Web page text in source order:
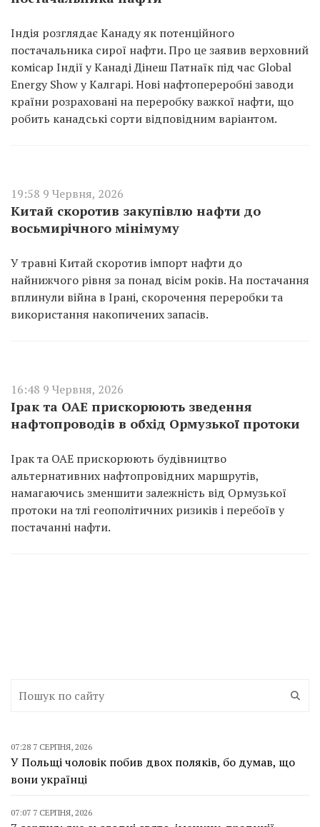
Індія розглядає Канаду як потенційного
постачальника сирої нафти. Про це заявив верховний
комісар Індії у Канаді Дінеш Патнаїк під час Global
Energy Show у Калгарі. Нові нафтопереробні заводи
країни розраховані на переробку важкої нафти, що
робить канадські сорти відповідним варіантом.
19:58 9 Червня, 2026
Китай скоротив закупівлю нафти до
восьмирічного мінімуму
У травні Китай скоротив імпорт нафти до
найнижчого рівня за понад вісім років. На постачання
вплинули війна в Ірані, скорочення переробки та
використання накопичених запасів.
16:48 9 Червня, 2026
Ірак та ОАЕ прискорюють зведення
нафтопроводів в обхід Ормузької протоки
Ірак та ОАЕ прискорюють будівництво
альтернативних нафтопровідних маршрутів,
намагаючись зменшити залежність від Ормузької
протоки на тлі геополітичних ризиків і перебоїв у
постачанні нафти.
07:28 7 СЕРПНЯ, 2026
У Польщі чоловік побив двох поляків, бо думав, що
вони українці
07:07 7 СЕРПНЯ, 2026